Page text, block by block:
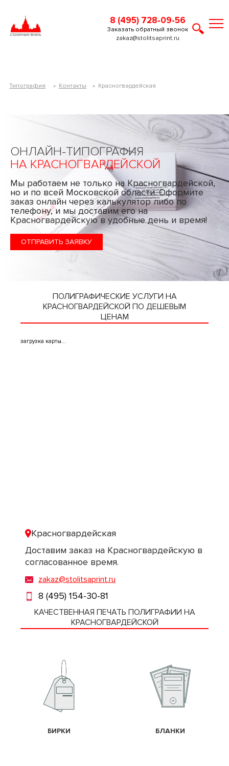
8 (495) 728-09-56
zakaz@stolitsaprint.ru
Заказать обратный звонок
Типография » Контакты » Красногвардейская
ОНЛАЙН-ТИПОГРАФИЯ
НА КРАСНОГВАРДЕЙСКОЙ
Мы работаем не только на Красногвардейской,
но и по всей Московской области. Оформите
заказ онлайн через калькулятор либо по
телефону, и мы доставим его на
Красногвардейскую в удобные день и время!
ОТПРАВИТЬ ЗАЯВКУ
ПОЛИГРАФИЧЕСКИЕ УСЛУГИ НА
КРАСНОГВАРДЕЙСКОЙ ПО ДЕШЕВЫМ
ЦЕНАМ
загрузка карты...
Красногвардейская
Доставим заказ на Красногвардейскую в
согласованное время.
zakaz@stolitsaprint.ru
8 (495) 154-30-81
КАЧЕСТВЕННАЯ ПЕЧАТЬ ПОЛИГРАФИИ НА
КРАСНОГВАРДЕЙСКОЙ
БИРКИ БЛАНКИ